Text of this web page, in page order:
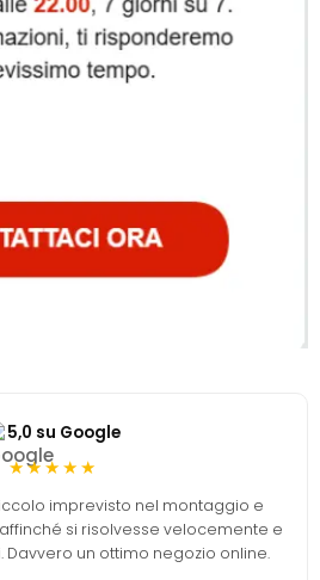
5,0 su Google
★★★★★
imprevisto nel montaggio e
si risolvesse velocemente e
un ottimo negozio online.